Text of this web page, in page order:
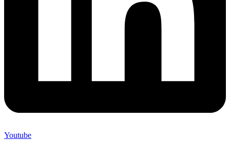
Youtube